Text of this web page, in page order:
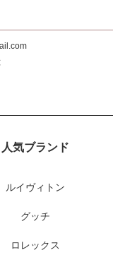
人気ブランド
ルイヴィトン
グッチ
ロレックス